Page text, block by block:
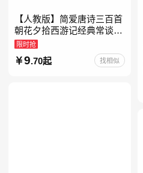
【人教版】简爱唐诗三百首
朝花夕拾西游记经典常谈昆
虫记骆驼祥子钢铁是怎样炼
成的升级版鲁迅原著正版七
八九年级上下 鲁滨逊漂流
限时抢
9.70起 找相似